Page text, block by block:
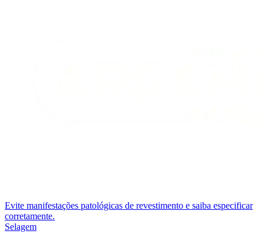
Evite manifestações patológicas de revestimento e saiba especificar
corretamente.
Selagem